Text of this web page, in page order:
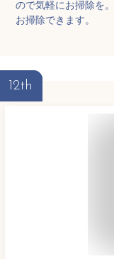
ので気軽にお掃除を
お掃除できます。
12th